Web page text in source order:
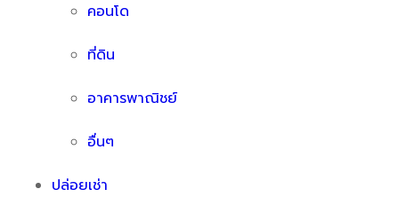
คอนโด
ที่ดิน
อาคารพาณิชย์
อื่นๆ
ปล่อยเช่า